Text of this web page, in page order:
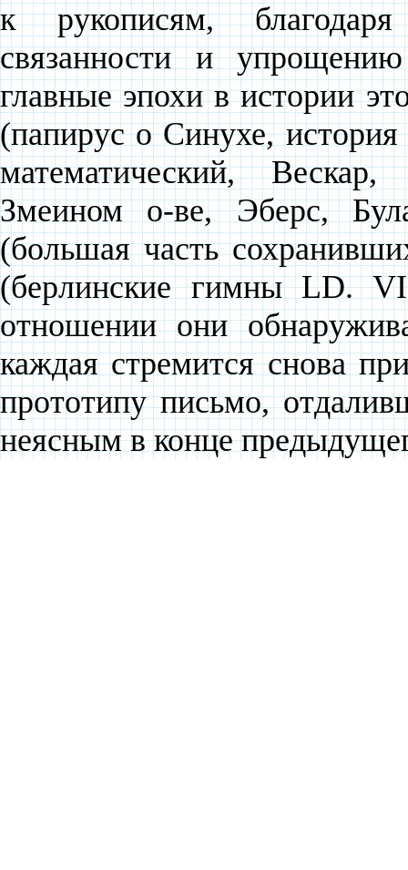
к рукописям, благодаря
связанности и
главные эпохи в истории
(папирус о Синухе,
математический,
Змеином о-ве, Эберс,
(большая часть
(берлинские гимны LD.
отношении они
каждая стремится снова
прототипу письмо,
неясным в конце